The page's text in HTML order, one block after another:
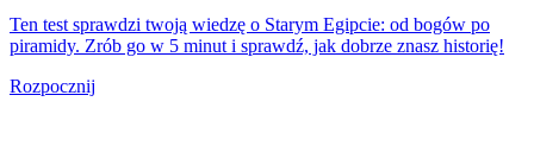
Ten test sprawdzi twoją wiedzę o Starym Egipcie: od bogów po
piramidy. Zrób go w 5 minut i sprawdź, jak dobrze znasz historię!
Rozpocznij